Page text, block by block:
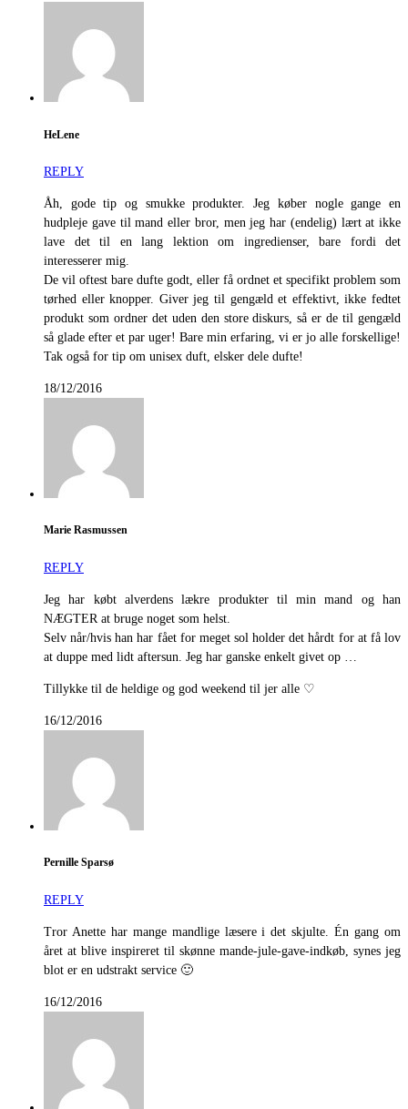
HeLene
REPLY
Åh, gode tip og smukke produkter. Jeg køber nogle gange en
hudpleje gave til mand eller bror, men jeg har (endelig) lært at ikke
lave det til en lang lektion om ingredienser, bare fordi det
interesserer mig.
De vil oftest bare dufte godt, eller få ordnet et specifikt problem som
tørhed eller knopper. Giver jeg til gengæld et effektivt, ikke fedtet
produkt som ordner det uden den store diskurs, så er de til gengæld
så glade efter et par uger! Bare min erfaring, vi er jo alle forskellige!
Tak også for tip om unisex duft, elsker dele dufte!
18/12/2016
Marie Rasmussen
REPLY
Jeg har købt alverdens lækre produkter til min mand og han
NÆGTER at bruge noget som helst.
Selv når/hvis han har fået for meget sol holder det hårdt for at få lov
at duppe med lidt aftersun. Jeg har ganske enkelt givet op …
Tillykke til de heldige og god weekend til jer alle ♡
16/12/2016
Pernille Sparsø
REPLY
Tror Anette har mange mandlige læsere i det skjulte. Én gang om
året at blive inspireret til skønne mande-jule-gave-indkøb, synes jeg
blot er en udstrakt service 🙂
16/12/2016